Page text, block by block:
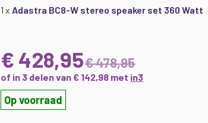
1 x Adastra BC8-W stereo speaker set 360 Watt
€ 428,95€ 478,95
of in 3 delen van € 142,98 met in3
Op voorraad